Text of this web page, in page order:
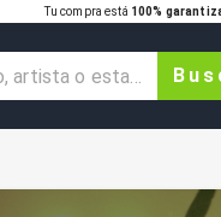
Tu compra está 100%